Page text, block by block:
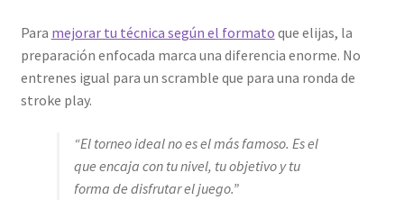
Para mejorar tu técnica según el formato que elijas, la
preparación enfocada marca una diferencia enorme. No
entrenes igual para un scramble que para una ronda de
stroke play.
“El torneo ideal no es el más famoso. Es el
que encaja con tu nivel, tu objetivo y tu
forma de disfrutar el juego.”